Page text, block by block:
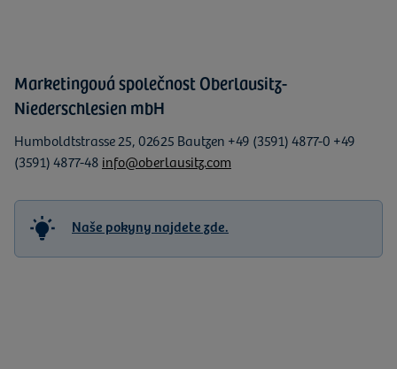
Marketingová společnost Oberlausitz-
Niederschlesien mbH
Humboldtstrasse 25, 02625 Bautzen +49 (3591) 4877-0 +49
(3591) 4877-48 info@oberlausitz.com
Naše pokyny najdete zde.